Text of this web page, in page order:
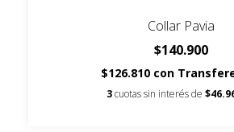
Collar Pavia
$140.900
$126.810 con
3 cuotas sin interés de